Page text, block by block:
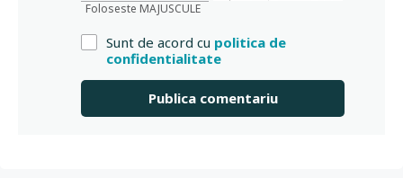
Foloseste MAJUSCULE
Sunt de acord cu politica de
confidentialitate